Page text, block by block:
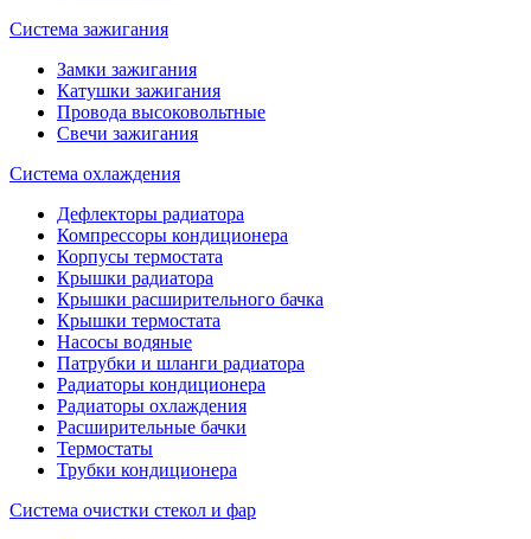
Система зажигания
Замки зажигания
Катушки зажигания
Провода высоковольтные
Свечи зажигания
Система охлаждения
Дефлекторы радиатора
Компрессоры кондиционера
Корпусы термостата
Крышки радиатора
Крышки расширительного бачка
Крышки термостата
Насосы водяные
Патрубки и шланги радиатора
Радиаторы кондиционера
Радиаторы охлаждения
Расширительные бачки
Термостаты
Трубки кондиционера
Система очистки стекол и фар